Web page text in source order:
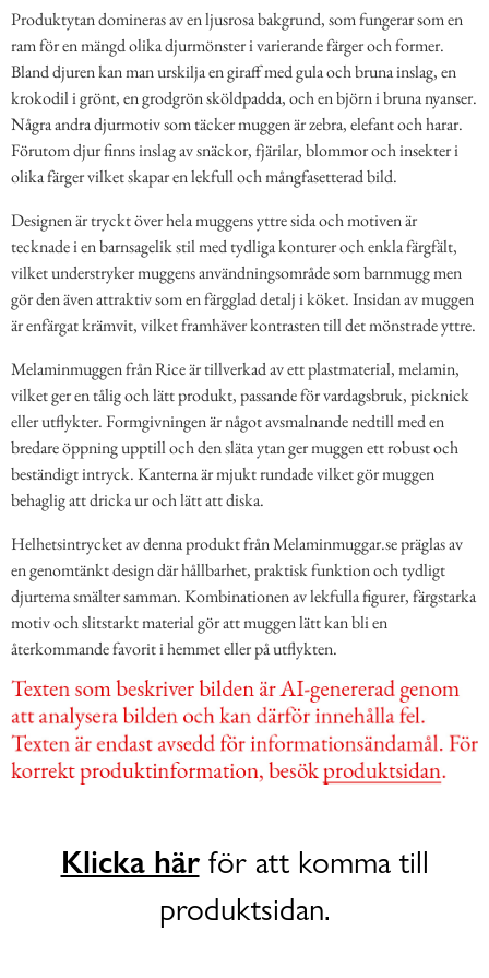
Produktytan domineras av en ljusrosa bakgrund, som fungerar som en
ram för en mängd olika djurmönster i varierande färger och former.
Bland djuren kan man urskilja en giraff med gula och bruna inslag, en
krokodil i grönt, en grodgrön sköldpadda, och en björn i bruna nyanser.
Några andra djurmotiv som täcker muggen är zebra, elefant och harar.
Förutom djur finns inslag av snäckor, fjärilar, blommor och insekter i
olika färger vilket skapar en lekfull och mångfasetterad bild.
Designen är tryckt över hela muggens yttre sida och motiven är
tecknade i en barnsagelik stil med tydliga konturer och enkla färgfält,
vilket understryker muggens användningsområde som barnmugg men
gör den även attraktiv som en färgglad detalj i köket. Insidan av muggen
är enfärgat krämvit, vilket framhäver kontrasten till det mönstrade yttre.
Melaminmuggen från Rice är tillverkad av ett plastmaterial, melamin,
vilket ger en tålig och lätt produkt, passande för vardagsbruk, picknick
eller utflykter. Formgivningen är något avsmalnande nedtill med en
bredare öppning upptill och den släta ytan ger muggen ett robust och
beständigt intryck. Kanterna är mjukt rundade vilket gör muggen
behaglig att dricka ur och lätt att diska.
Helhetsintrycket av denna produkt från Melaminmuggar.se präglas av
en genomtänkt design där hållbarhet, praktisk funktion och tydligt
djurtema smälter samman. Kombinationen av lekfulla figurer, färgstarka
motiv och slitstarkt material gör att muggen lätt kan bli en
återkommande favorit i hemmet eller på utflykten.
Klicka härför att komma till
produktsidan.